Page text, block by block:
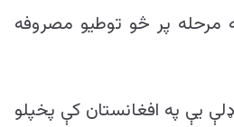
مرحله پر څو توطیو مصروفه
یې په افغانستان کې پخپلو